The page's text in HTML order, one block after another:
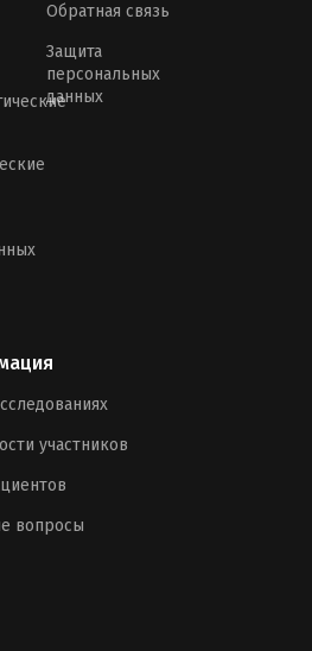
Обратная связь
Защита
персональных
данных
участников
вопросы